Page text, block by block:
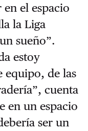
el espacio
la Liga
sueño”.
estoy
equipo, de las
cuenta
en un espacio
ser un